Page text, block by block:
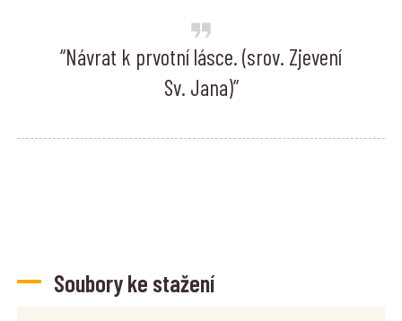
“Návrat k prvotní lásce. (srov. Zjevení
Sv. Jana)”
Soubory ke stažení